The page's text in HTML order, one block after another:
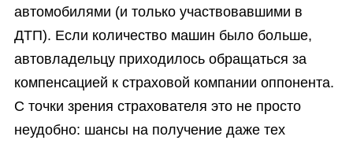
автомобилями (и только участвовавшими в
ДТП). Если количество машин было больше,
автовладельцу приходилось обращаться за
компенсацией к страховой компании оппонента.
С точки зрения страхователя это не просто
неудобно: шансы на получение даже тех